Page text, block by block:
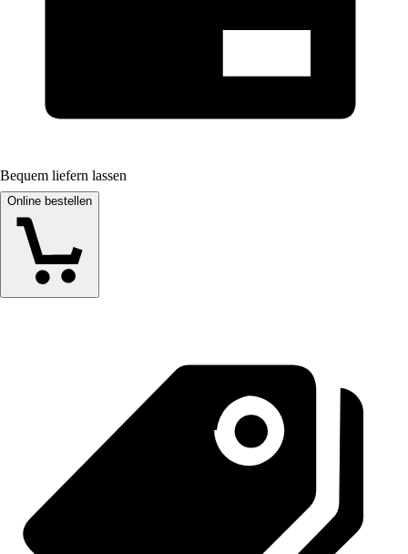
Bequem liefern lassen
Online bestellen